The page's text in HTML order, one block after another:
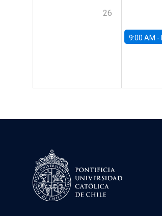
26
9:00 AM -